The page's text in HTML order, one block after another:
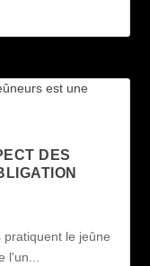
DES
pratiquent le jeûne
l'un...